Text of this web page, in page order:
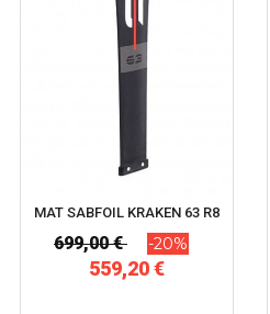
MAT SABFOIL KRAKEN 63 R8
699,00 € -20%
559,20 €